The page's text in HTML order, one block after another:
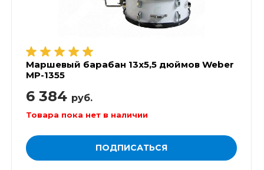
Маршевый барабан 13х5,5 дюймов Weber
MP-1355
6 384 руб.
Товара пока нет в наличии
ПОДПИСАТЬСЯ